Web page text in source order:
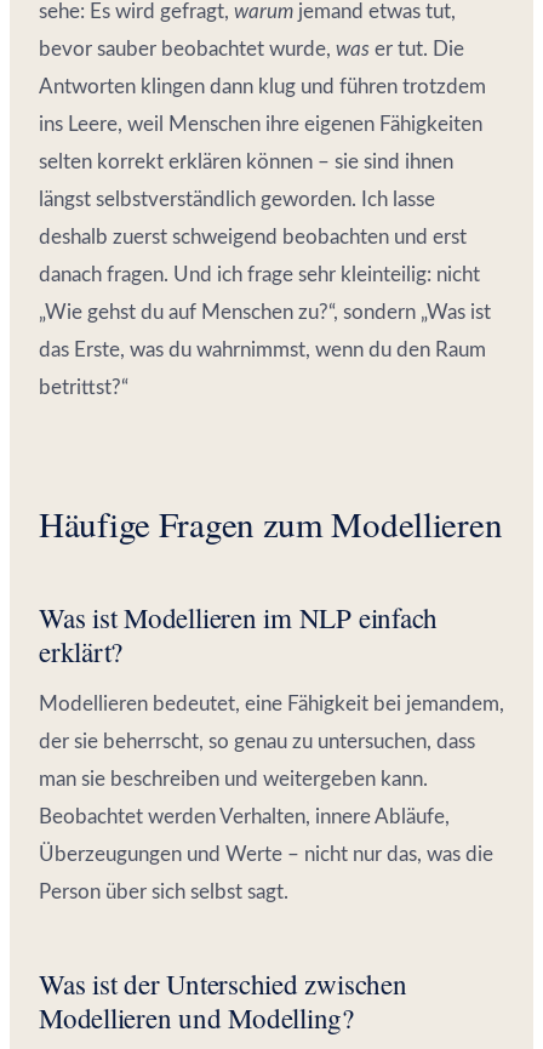
sehe: Es wird gefragt, warum jemand etwas tut,
bevor sauber beobachtet wurde, was er tut. Die
Antworten klingen dann klug und führen trotzdem
ins Leere, weil Menschen ihre eigenen Fähigkeiten
selten korrekt erklären können – sie sind ihnen
längst selbstverständlich geworden. Ich lasse
deshalb zuerst schweigend beobachten und erst
danach fragen. Und ich frage sehr kleinteilig: nicht
„Wie gehst du auf Menschen zu?“, sondern „Was ist
das Erste, was du wahrnimmst, wenn du den Raum
betrittst?“
Häufige Fragen zum Modellieren
Was ist Modellieren im NLP einfach
erklärt?
Modellieren bedeutet, eine Fähigkeit bei jemandem,
der sie beherrscht, so genau zu untersuchen, dass
man sie beschreiben und weitergeben kann.
Beobachtet werden Verhalten, innere Abläufe,
Überzeugungen und Werte – nicht nur das, was die
Person über sich selbst sagt.
Was ist der Unterschied zwischen
Modellieren und Modelling?